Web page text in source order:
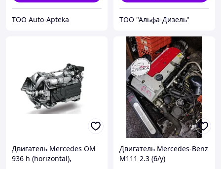
ТОО Auto-Apteka ТОО "Альфа-Дизель"
Двигатель Mercedes OM
936 h (horizontal),
Двигатель Mercedes-Benz
M111 2.3 (б/у)